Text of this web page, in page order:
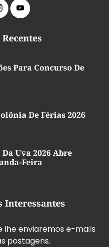
Para Concurso De
De Férias 2026
Uva 2026 Abre
Feira
Interessantes
lhe enviaremos e-mails
postagens.